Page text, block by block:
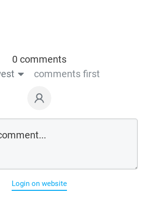
0 comments
comments first
Login on website